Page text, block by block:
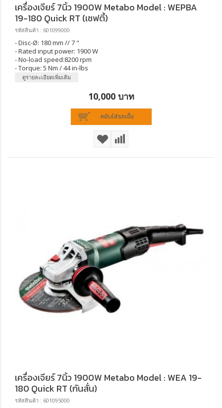
เครื่องเจียร์ 7นิ้ว 1900W Metabo Model : WEPBA
19-180 Quick RT (เซฟตี้)
รหัสสินค้า : 601099000
- Disc-Ø: 180 mm // 7 "
- Rated input power: 1900 W
- No-load speed:8200 rpm
- Torque: 5 Nm / 44 in-lbs
ดูรายละเอียดเพิ่มเติม
10,000 บาท
หยิบใส่รถเข็น
เครื่องเจียร์ 7นิ้ว 1900W Metabo Model : WEA 19-
180 Quick RT (กันสั่น)
รหัสสินค้า : 601095000